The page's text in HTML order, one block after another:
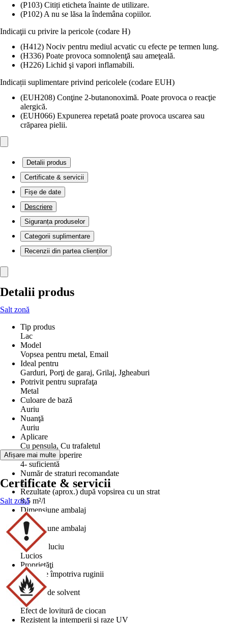
(P103) Citiți eticheta înainte de utilizare.
(P102) A nu se lăsa la îndemâna copiilor.
Indicaţii cu privire la pericole (codare H)
(H412) Nociv pentru mediul acvatic cu efecte pe termen lung.
(H336) Poate provoca somnolenţă sau ameţeală.
(H226) Lichid şi vapori inflamabili.
Indicații suplimentare privind pericolele (codare EUH)
(EUH208) Conţine 2-butanonoximă. Poate provoca o reacţie
alergică.
(EUH066) Expunerea repetată poate provoca uscarea sau
crăparea pielii.
Detalii produs
Certificate & servicii
Fișe de date
Descriere
Siguranța produselor
Categorii suplimentare
Recenzii din partea clienților
Detalii produs
Salt zonă
Tip produs
Lac
Model
Vopsea pentru metal, Email
Ideal pentru
Garduri, Porţi de garaj, Grilaj, Jgheaburi
Potrivit pentru suprafaţa
Metal
Culoare de bază
Auriu
Nuanţă
Auriu
Aplicare
Cu pensula, Cu trafaletul
Putere de acoperire
4- suficientă
Număr de straturi recomandate
2
Rezultate (aprox.) după vopsirea cu un strat
8,5 m²/l
Dimensiune ambalaj
1 kg
Dimensiune ambalaj
0,75 l
Grad de luciu
Lucios
Proprietăţi
Protecţie împotriva ruginii
Bază
Pe bază de solvent
Aspect
Efect de lovitură de ciocan
Rezistent la intemperii şi raze UV
Afișare mai multe
Certificate & servicii
Salt zonă